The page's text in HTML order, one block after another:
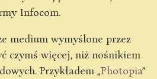
Infocom.
medium wymyślone przez
czymś więcej, niż nośnikiem
Przykładem „Photopia”